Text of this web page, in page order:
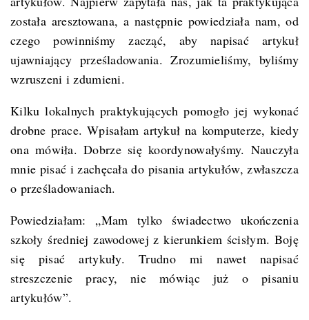
została aresztowana, a następnie powiedziała nam, od
czego powinniśmy zacząć, aby napisać artykuł
ujawniający prześladowania. Zrozumieliśmy, byliśmy
wzruszeni i zdumieni.
Kilku lokalnych praktykujących pomogło jej wykonać
drobne prace. Wpisałam artykuł na komputerze, kiedy
ona mówiła. Dobrze się koordynowałyśmy. Nauczyła
mnie pisać i zachęcała do pisania artykułów, zwłaszcza
o prześladowaniach.
Powiedziałam: „Mam tylko świadectwo ukończenia
szkoły średniej zawodowej z kierunkiem ścisłym. Boję
się pisać artykuły. Trudno mi nawet napisać
streszczenie pracy, nie mówiąc już o pisaniu
artykułów”.